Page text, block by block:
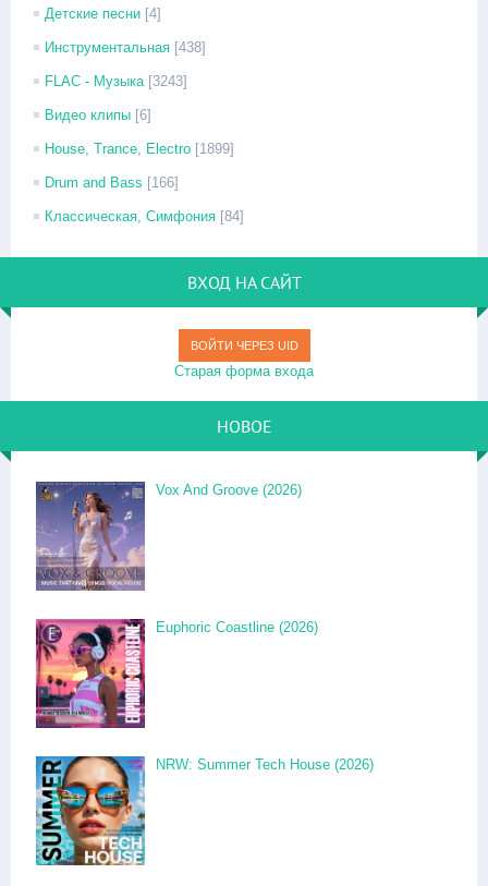
Детские песни [4]
Инструментальная [438]
FLAC - Музыка [3243]
Видео клипы [6]
House, Trance, Electro [1899]
Drum and Bass [166]
Классическая, Симфония [84]
ВХОД НА САЙТ
ВОЙТИ ЧЕРЕЗ UID
Старая форма входа
НОВОЕ
Vox And Groove (2026)
Euphoric Coastline (2026)
NRW: Summer Tech House (2026)